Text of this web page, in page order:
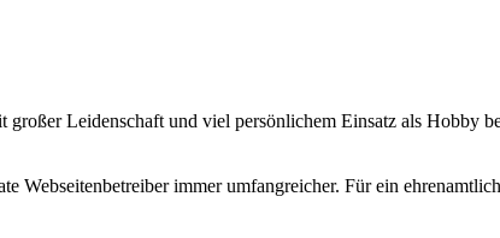
Leidenschaft und viel persönlichem Einsatz als Hobby
Webseitenbetreiber immer umfangreicher. Für ein